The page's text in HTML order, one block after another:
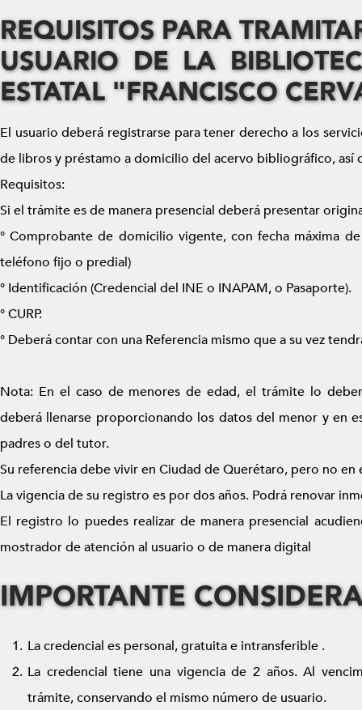
REQUISITOS PARA
USUARIO DE LA
ESTATAL "FRANCISCO
El usuario deberá registrarse para tener derecho a los
de libros y préstamo a domicilio del acervo bibliográfico, así
Requisitos:
Si el trámite es de manera presencial deberá presentar
° Comprobante de domicilio vigente, con fecha máxima
teléfono fijo o predial)
° Identificación (Credencial del INE o INAPAM, o Pasaporte).
° CURP.
° Deberá contar con una Referencia mismo que a su vez
Nota: En el caso de menores de edad, el trámite lo
deberá llenarse proporcionando los datos del menor y en
padres o del tutor.
Su referencia debe vivir en Ciudad de Querétaro, pero no
La vigencia de su registro es por dos años. Podrá renovar
El registro lo puedes realizar de manera presencial
mostrador de atención al usuario o de manera digital
IMPORTANTE
La credencial es personal, gratuita e intransferible .
La credencial tiene una vigencia de 2 años. Al
trámite, conservando el mismo número de usuario.